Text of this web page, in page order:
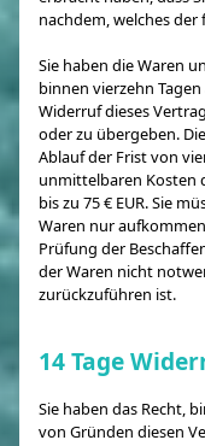
nachdem, welches
Sie haben die Waren
binnen vierzehn
Widerruf dieses
oder zu übergeben.
Ablauf der Frist von
unmittelbaren Kosten
bis zu 75 € EUR. Sie
Waren nur
Prüfung der
der Waren nicht
zurückzuführen ist.
14 Tage
Sie haben das Recht,
von Gründen diesen